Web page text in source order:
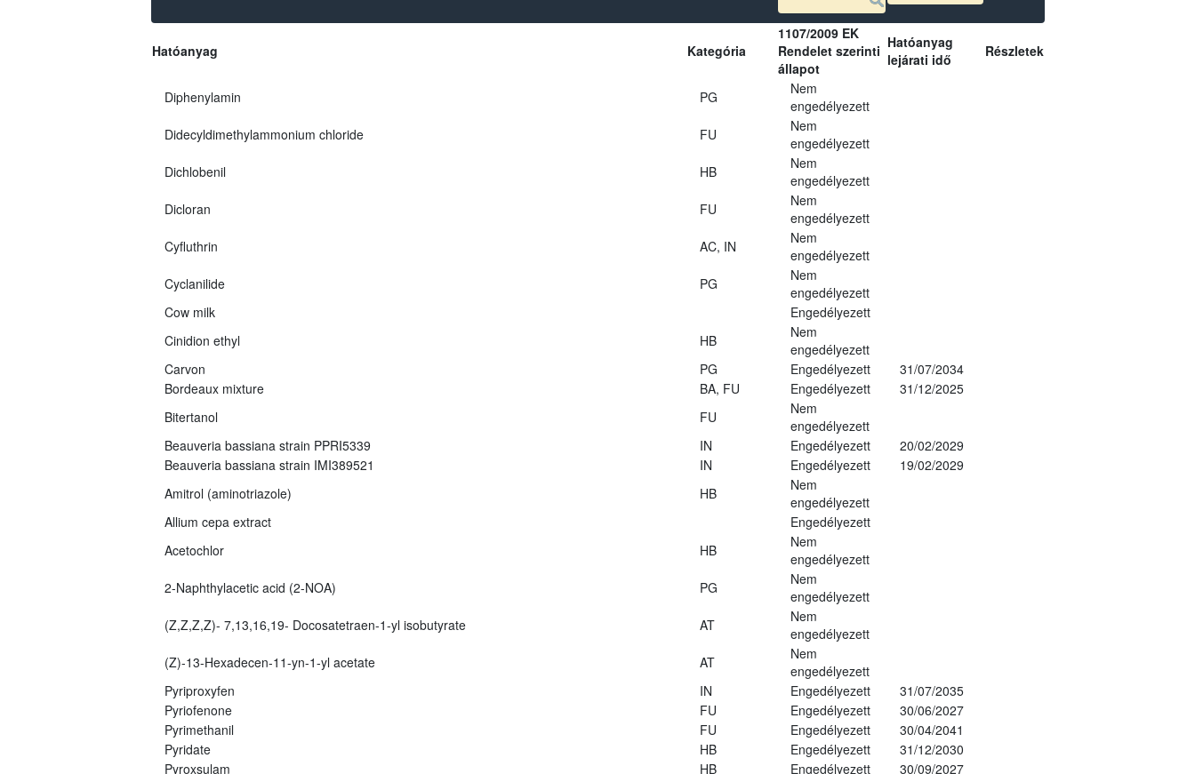
Hatóanyag Kategória
1107/2009 EK
Rendelet szerinti
állapot
Hatóanyag
lejárati idő
Részletek
Diphenylamin PG
Nem
engedélyezett
Didecyldimethylammonium chloride
FU
Nem
engedélyezett
Dichlobenil
HB
Nem
engedélyezett
Dicloran
FU
Nem
engedélyezett
Cyfluthrin
AC, IN
Nem
engedélyezett
Cyclanilide
PG
Nem
engedélyezett
Cow milk
Engedélyezett
Cinidion ethyl
HB
Nem
engedélyezett
Carvon
PG Engedélyezett
31/07/2034
Bordeaux mixture
BA, FU Engedélyezett
31/12/2025
Bitertanol
FU
Nem
engedélyezett
Beauveria bassiana strain PPRI5339
IN Engedélyezett
20/02/2029
Beauveria bassiana strain IMI389521
IN Engedélyezett
19/02/2029
Amitrol (aminotriazole)
HB
Nem
engedélyezett
Allium cepa extract
Engedélyezett
Acetochlor
HB
Nem
engedélyezett
2-Naphthylacetic acid (2-NOA)
PG
Nem
engedélyezett
(Z,Z,Z,Z)- 7,13,16,19- Docosatetraen-1-yl isobutyrate
AT
Nem
engedélyezett
(Z)-13-Hexadecen-11-yn-1-yl acetate
AT
Nem
engedélyezett
Pyriproxyfen
IN Engedélyezett
31/07/2035
Pyriofenone
FU Engedélyezett
30/06/2027
Pyrimethanil
FU Engedélyezett
30/04/2041
Pyridate
HB Engedélyezett
31/12/2030
Pyroxsulam
HB Engedélyezett
30/09/2027